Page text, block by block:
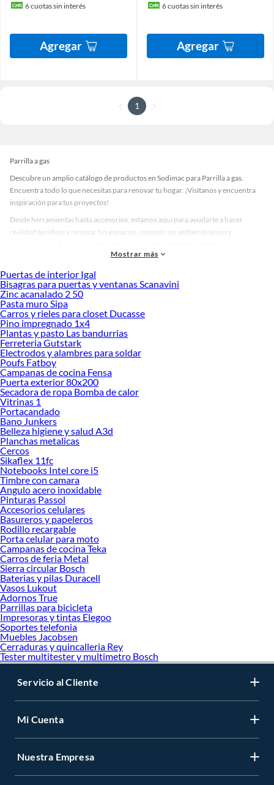
6cuotas sin interés
Agregar
6cuotas sin interés
Agregar
1
Parrilla a gas
Descubre un amplio catálogo de productos en Sodimac para Parrilla a gas.
Encuentra todo lo que necesitas para renovar tu hogar. ¡Visítanos y encuentra
inspiración para tus proyectos!
Desde herramientas hasta accesorios, estamos aquí para ayudarte a hacer
realidad tus ideas y renovar tus espacios, creando un ambiente único y
accesorios de calidad que te ayudarán a crear un espacio más tú.
Desde remodelaciones hasta proyectos de decoración, estamos aquí para hacer
tus ideas realidad. ¡Visítanos y encuentra todo lo que tenemos para ofrecerte en
Parrilla a gas!
Explora la variedad de productos de Parrilla a gas en Sodimac
Herramientas, materiales y accesorios de calidad para tus proyectos y
renovación de espacios. ¡Visítanos y descubre todo lo que tenemos para
ofrecerte!
Encuentra una amplia variedad de productos de Parrilla a gas en Sodimac.
Encuentra todo lo necesario para tus proyectos de renovación y decoración.
¡Visítanos y haz tus ideas realidad!
Mostrar más
Puertas de interior Igal
Bisagras para puertas y ventanas Scanavini
Zinc acanalado 2 50
Pasta muro Sipa
Carros y rieles para closet Ducasse
Pino impregnado 1x4
Plantas y pasto Las bandurrias
Ferreteria Gutstark
Electrodos y alambres para soldar
Poufs Fatboy
Campanas de cocina Fensa
Puerta exterior 80x200
Secadora de ropa Bomba de calor
Vitrinas 1
Portacandado
Bano Junkers
Belleza higiene y salud A3d
Planchas metalicas
Cercos
Sikaflex 11fc
Notebooks Intel core i5
Timbre con camara
Angulo acero inoxidable
Pinturas Passol
Accesorios celulares
Basureros y papeleros
Rodillo recargable
Porta celular para moto
Campanas de cocina Teka
Carros de feria Metal
Sierra circular Bosch
Baterias y pilas Duracell
Vasos Lukout
Adornos True
Parrillas para bicicleta
Impresoras y tintas Elegoo
Soportes telefonia
Muebles Jacobsen
Cerraduras y quincalleria Rey
Tester multitester y multimetro Bosch
Servicio al Cliente
Mi Cuenta
Nuestra Empresa